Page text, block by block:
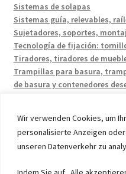
Wir verwenden Cookies, um
personalisierte Anzeigen
unseren Datenverkehr zu
Sistemas de solapas
Sistemas guía, relevables,
Sujetadores, soportes,
Tecnología de fijación:
Tiradores, tiradores de
Trampillas para basura,
de basura y contenedores
© 2026 by UMAXO